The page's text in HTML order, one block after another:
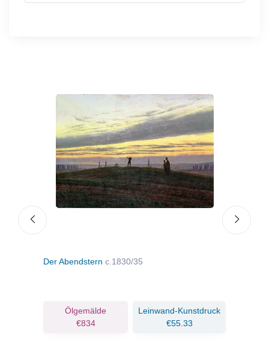
Der Abendstern c.1830/35
Ölgemälde
€834
Leinwand-Kunstdruck
€55.33